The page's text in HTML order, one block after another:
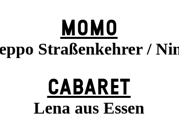
MOMO
Straßenkehrer /
CABARET
Lena aus Essen